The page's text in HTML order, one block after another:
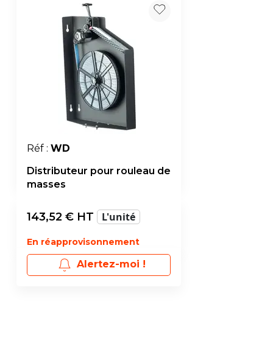
Réf : WD
Distributeur pour rouleau de
masses
143,52 € HT L'unité
En réapprovisonnement
Alertez-moi !